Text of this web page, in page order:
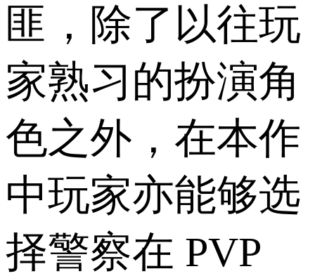
匪，除了以往玩
家熟习的扮演角
色之外，在本作
中玩家亦能够选
择警察在 PVP